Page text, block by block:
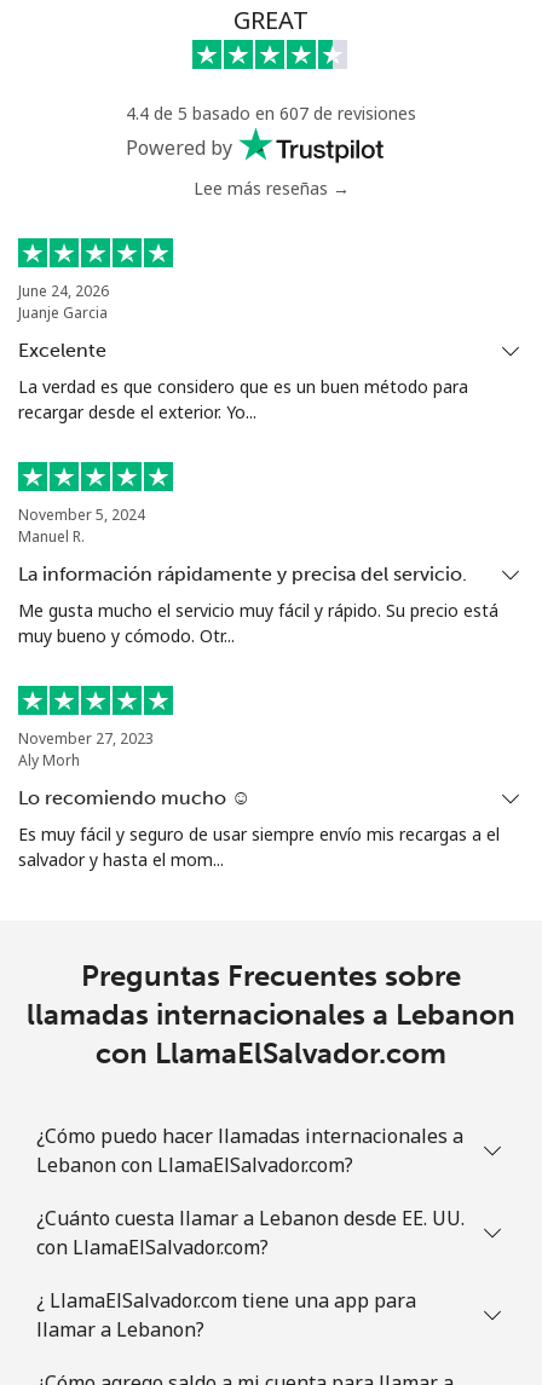
222 min por ⁦€10⁩
Luxembourg
Celular ⁦25.5¢⁩
GREAT
4.4 de 5 basado en 607 de revisiones
Powered by
Lee más reseñas →
June 24, 2026
Juanje Garcia
Excelente
La verdad es que considero que es un buen método para
recargar desde el exterior. Yo...
November 5, 2024
Manuel R.
La información rápidamente y precisa del servicio.
Me gusta mucho el servicio muy fácil y rápido. Su precio está
muy bueno y cómodo. Otr...
November 27, 2023
Aly Morh
Lo recomiendo mucho ☺️
Es muy fácil y seguro de usar siempre envío mis recargas a el
salvador y hasta el mom...
Preguntas Frecuentes sobre
llamadas internacionales a Lebanon
con LlamaElSalvador.com
¿Cómo puedo hacer llamadas internacionales a
Lebanon con LlamaElSalvador.com?
¿Cuánto cuesta llamar a Lebanon desde EE. UU.
con LlamaElSalvador.com?
¿ LlamaElSalvador.com tiene una app para
llamar a Lebanon?